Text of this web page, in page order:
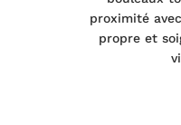
proximité
propre et